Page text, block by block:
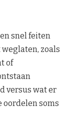
snel feiten
zoals
of
versus wat er
soms